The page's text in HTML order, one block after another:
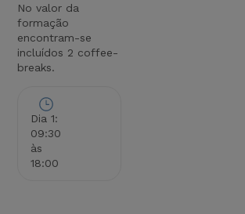
No valor da
formação
encontram-se
incluídos 2 coffee-
breaks.
Dia 1:
09:30
às
18:00